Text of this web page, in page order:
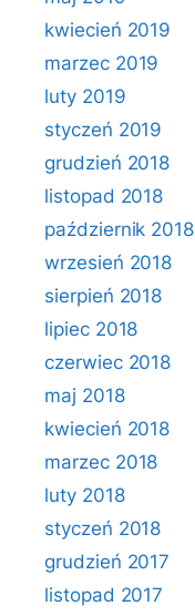
kwiecień 2019
marzec 2019
luty 2019
styczeń 2019
grudzień 2018
listopad 2018
październik 2018
wrzesień 2018
sierpień 2018
lipiec 2018
czerwiec 2018
maj 2018
kwiecień 2018
marzec 2018
luty 2018
styczeń 2018
grudzień 2017
listopad 2017